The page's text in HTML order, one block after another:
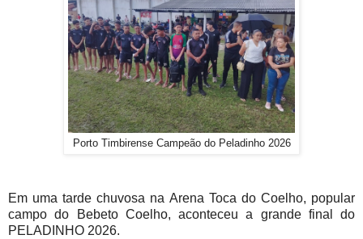
Porto Timbirense Campeão do Peladinho 2026
Em uma tarde chuvosa na Arena Toca do Coelho, popular
campo do Bebeto Coelho, aconteceu a grande final do
PELADINHO 2026.